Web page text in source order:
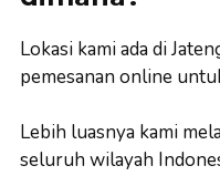
Lokasi kami ada di
pemesanan online
Lebih luasnya kami
seluruh wilayah